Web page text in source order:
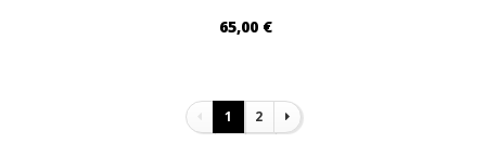
65,00 €
Pagination
1 2